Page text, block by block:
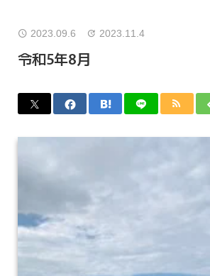
2023.09.6 2023.11.4
令和5年8月